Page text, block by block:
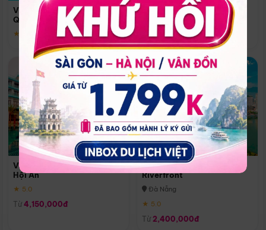
Vinpearl Resort & Spa Phu
Quoc
★ 5.0
Quoc
Phú Quốc
★ 5.0
Vinpearl Resort & Golf Nam
Hội An
★ 5.0
Từ 4,150,000đ
Melia Vinpearl Danang
Riverfront
Đà Nẵng
★ 5.0
Từ 2,400,000đ